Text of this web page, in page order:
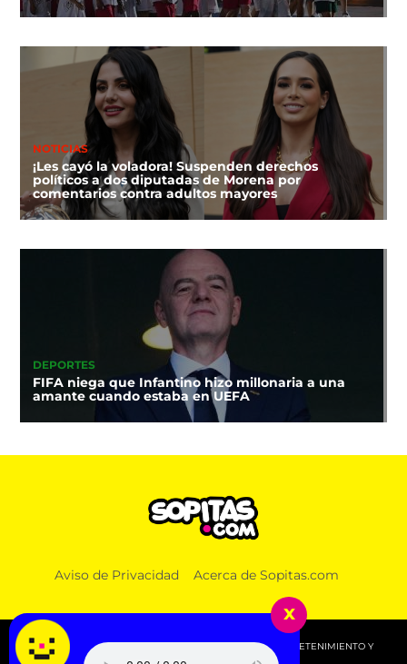
NOTICIAS
¡Les cayó la voladora! Suspenden derechos
políticos a dos diputadas de Morena por
comentarios contra adultos mayores
DEPORTES
FIFA niega que Infantino hizo millonaria a una
amante cuando estaba en UEFA
Aviso de Privacidad Acerca de Sopitas.com
© 2026 SOPITAS.COM - MÚSICA, NOTICIAS, DEPORTES, ENTRETENIMIENTO Y
x